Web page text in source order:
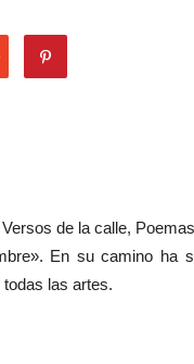
de la calle,
En su camino ha
las artes.